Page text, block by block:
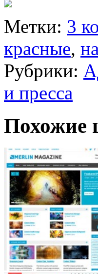
Метки: 3
красные,
Рубрики:
и пресса
Похожие